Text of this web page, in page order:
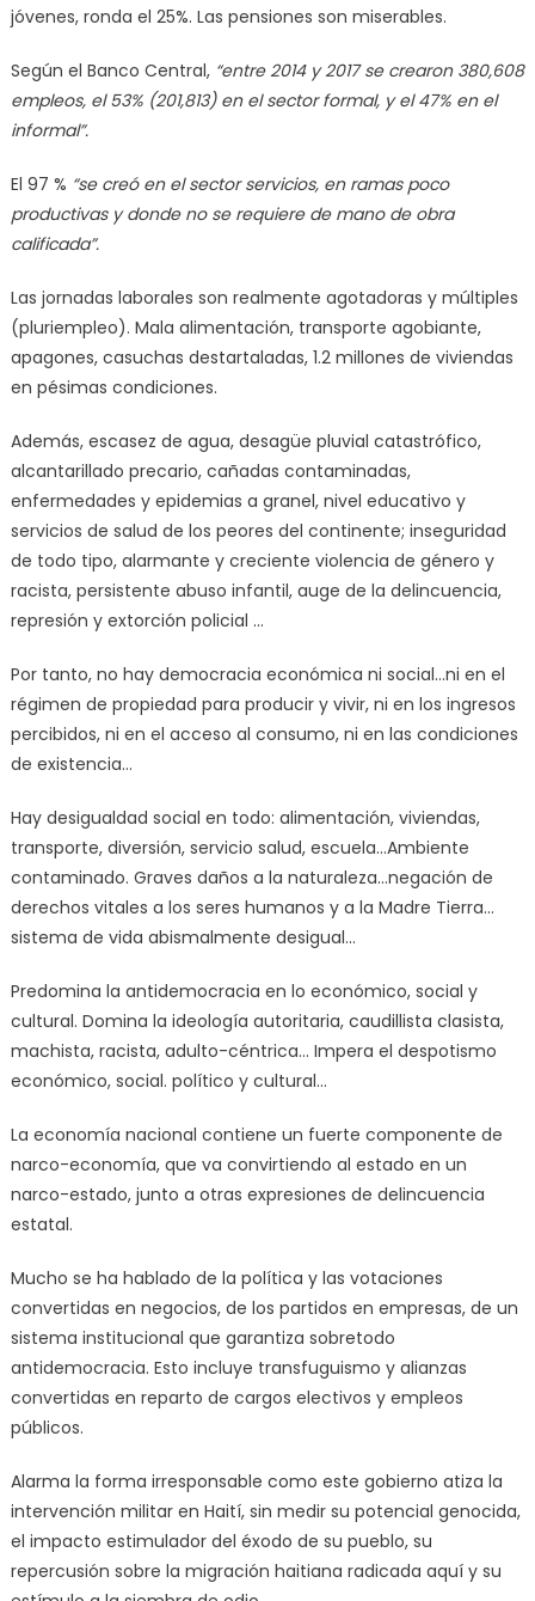
jóvenes, ronda el 25%. Las pensiones son miserables.
Según el Banco Central, “entre 2014 y 2017 se crearon 380,608
empleos, el 53% (201,813) en el sector formal, y el 47% en el
informal”.
El 97 % “se creó en el sector servicios, en ramas poco
productivas y donde no se requiere de mano de obra
calificada”.
Las jornadas laborales son realmente agotadoras y múltiples
(pluriempleo). Mala alimentación, transporte agobiante,
apagones, casuchas destartaladas, 1.2 millones de viviendas
en pésimas condiciones.
Además, escasez de agua, desagüe pluvial catastrófico,
alcantarillado precario, cañadas contaminadas,
enfermedades y epidemias a granel, nivel educativo y
servicios de salud de los peores del continente; inseguridad
de todo tipo, alarmante y creciente violencia de género y
racista, persistente abuso infantil, auge de la delincuencia,
represión y extorción policial …
Por tanto, no hay democracia económica ni social…ni en el
régimen de propiedad para producir y vivir, ni en los ingresos
percibidos, ni en el acceso al consumo, ni en las condiciones
de existencia…
Hay desigualdad social en todo: alimentación, viviendas,
transporte, diversión, servicio salud, escuela…Ambiente
contaminado. Graves daños a la naturaleza…negación de
derechos vitales a los seres humanos y a la Madre Tierra…
sistema de vida abismalmente desigual…
Predomina la antidemocracia en lo económico, social y
cultural. Domina la ideología autoritaria, caudillista clasista,
machista, racista, adulto-céntrica… Impera el despotismo
económico, social. político y cultural…
La economía nacional contiene un fuerte componente de
narco-economía, que va convirtiendo al estado en un
narco-estado, junto a otras expresiones de delincuencia
estatal.
Mucho se ha hablado de la política y las votaciones
convertidas en negocios, de los partidos en empresas, de un
sistema institucional que garantiza sobretodo
antidemocracia. Esto incluye transfuguismo y alianzas
convertidas en reparto de cargos electivos y empleos
públicos.
Alarma la forma irresponsable como este gobierno atiza la
intervención militar en Haití, sin medir su potencial genocida,
el impacto estimulador del éxodo de su pueblo, su
repercusión sobre la migración haitiana radicada aquí y su